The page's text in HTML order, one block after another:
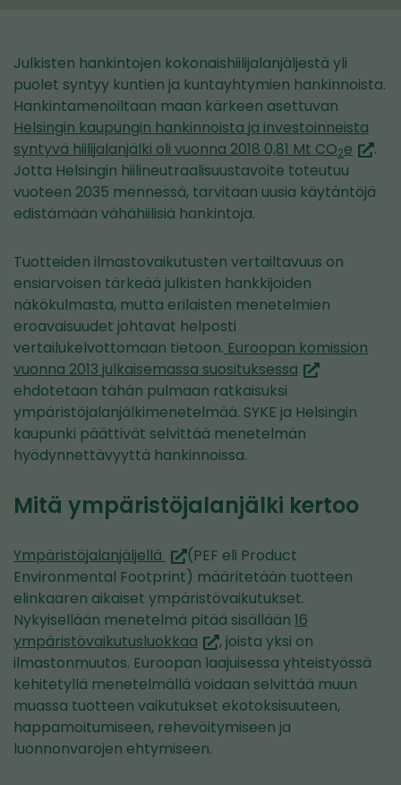
Julkisten hankintojen kokonaishiilijalanjäljestä yli
puolet syntyy kuntien ja kuntayhtymien hankinnoista.
Hankintamenoiltaan maan kärkeen asettuvan
Helsingin kaupungin hankinnoista ja investoinneista
syntyvä hiilijalanjälki oli vuonna 2018 0,81 Mt CO2e (siirryt
.
Jotta Helsingin hiilineutraalisuustavoite toteutuu
vuoteen 2035 mennessä, tarvitaan uusia käytäntöjä
edistämään vähähiilisiä hankintoja.
Tuotteiden ilmastovaikutusten vertailtavuus on
ensiarvoisen tärkeää julkisten hankkijoiden
näkökulmasta, mutta erilaisten menetelmien
eroavaisuudet johtavat helposti
vertailukelvottomaan tietoon. Euroopan komission
vuonna 2013 julkaisemassa suosituksessa (siirryt
palveluun)
ehdotetaan tähän pulmaan ratkaisuksi
ympäristöjalanjälkimenetelmää. SYKE ja Helsingin
kaupunki päättivät selvittää menetelmän
hyödynnettävyyttä hankinnoissa.
Mitä ympäristöjalanjälki kertoo
Ympäristöjalanjäljellä (siirryt
toiseen
palveluun)
(PEF eli Product
Environmental Footprint) määritetään tuotteen
elinkaaren aikaiset ympäristövaikutukset.
Nykyisellään menetelmä pitää sisällään 16
ympäristövaikutusluokkaa (siirryt
toiseen
palveluun)
, joista yksi on
ilmastonmuutos. Euroopan laajuisessa yhteistyössä
kehitetyllä menetelmällä voidaan selvittää muun
muassa tuotteen vaikutukset ekotoksisuuteen,
happamoitumiseen, rehevöitymiseen ja
luonnonvarojen ehtymiseen.